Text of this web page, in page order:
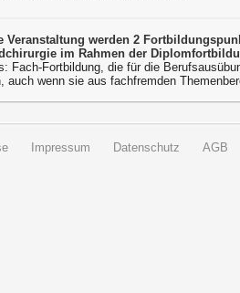
Veranstaltung werden 2
im Rahmen der
Fach-Fortbildung, die für die
auch wenn sie aus fachfremden
Impressum Datenschutz AGB